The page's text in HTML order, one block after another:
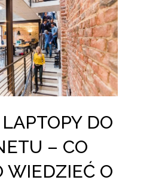
LAPTOPY DO
– CO
WIEDZIEĆ O